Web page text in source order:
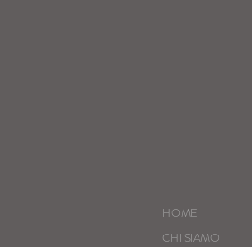
HOME
CHI SIAMO